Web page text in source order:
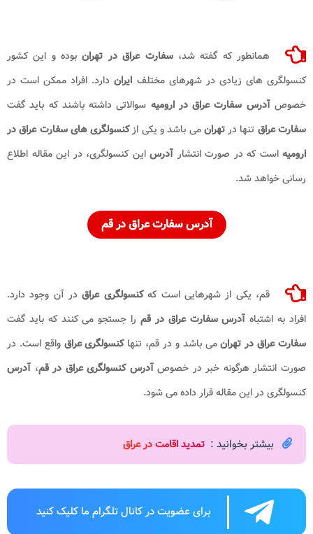
همانطور که گفته شد،سفارت عراق در تهرانبوده و این کشور
کنسولگری های زیادی در شهرهای مختلف ایراندارد. افراد ممکن است در
خصوصآدرس سفارت عراق در ارومیه سوالاتی داشته باشند که باید گفت
سفارت عراق تنها درتهرانمی باشد و یکی ازکنسولگری های سفارت عراق در
ارومیه است که در صورت انتشار آدرساین کنسولگری، در این مقاله اطلاع
رسانی خواهد شد.
آدرس سفارت عراق در قم
قم، یکی از شهرهایی است کهکنسولگری عراقدر آن وجود دارد.
افراد به اشتباه آدرس سفارت عراق در قم را جستجو می کنند که باید گفت
سفارت عراق در تهرانمی باشد و در قم، تنهاکنسولگری عراق واقع است. در
صورت انتشار هرگونه خبر در خصوصآدرس کنسولگری عراق در قم، آدرس
کنسولگری در این مقاله قرار داده می شود.
بیشتر بخوانید : تمدید اقامت در عراق
برای عضویت در کانال تلگرام ما کلیک کنید